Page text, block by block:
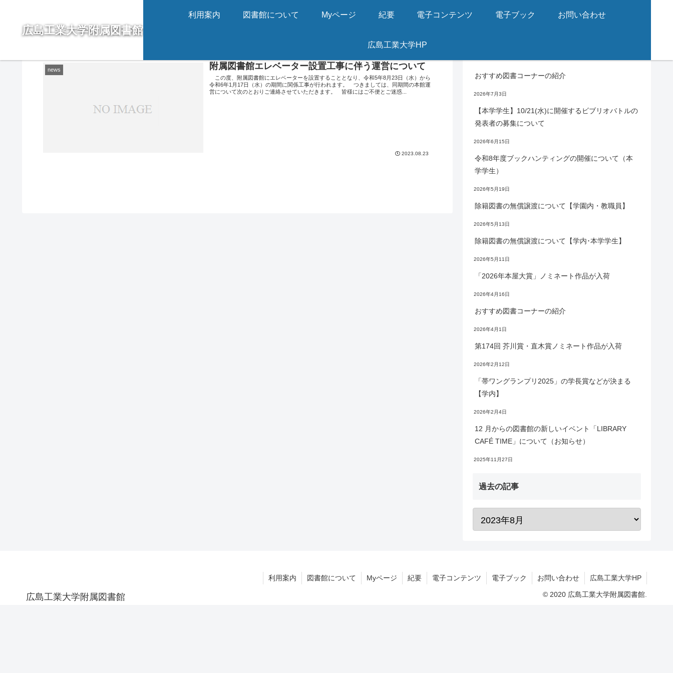
広島工業大学附属図書館
利用案内 図書館について Myページ 紀要 電子コンテンツ 電子ブック お問い合わせ
広島工業大学HP
2023-08
news 附属図書館エレベーター設置工事に伴う運営について
この度、附属図書館にエレベーターを設置することとなり、令和5年8月23日（水）から
令和6年1月17日（水）の期間に関係工事が行われます。 つきましては、同期間の本館運
営について次のとおりご連絡させていただきます。 皆様にはご不便とご迷惑...
2023.08.23
おすすめ図書コーナーの紹介
2026年7月3日
【本学学生】10/21(水)に開催するビブリオバトルの
発表者の募集について
2026年6月15日
令和8年度ブックハンティングの開催について（本
学学生）
2026年5月19日
除籍図書の無償譲渡について【学園内・教職員】
2026年5月13日
除籍図書の無償譲渡について【学内･本学学生】
2026年5月11日
「2026年本屋大賞」ノミネート作品が入荷
2026年4月16日
おすすめ図書コーナーの紹介
2026年4月1日
第174回 芥川賞・直木賞ノミネート作品が入荷
2026年2月12日
「帯ワングランプリ2025」の学長賞などが決まる
【学内】
2026年2月4日
12 月からの図書館の新しいイベント「LIBRARY
CAFÉ TIME」について（お知らせ）
2025年11月27日
過去の記事
広島工業大学附属図書館
利用案内 図書館について Myページ 紀要 電子コンテンツ 電子ブック お問い合わせ 広島工業大学HP
© 2020 広島工業大学附属図書館.